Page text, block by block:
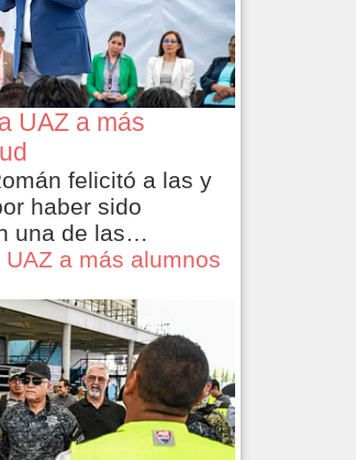
UAZ a más
felicitó a las y
haber sido
una de las…
a más alumnos